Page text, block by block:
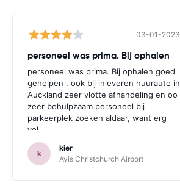
03-01-2023
personeel was prima. Bij ophalen
personeel was prima. Bij ophalen goed
geholpen . ook bij inleveren huurauto in
Auckland zeer vlotte afhandeling en oo
zeer behulpzaam personeel bij
parkeerplek zoeken aldaar, want erg
vol.
k
kier
Avis Christchurch Airport